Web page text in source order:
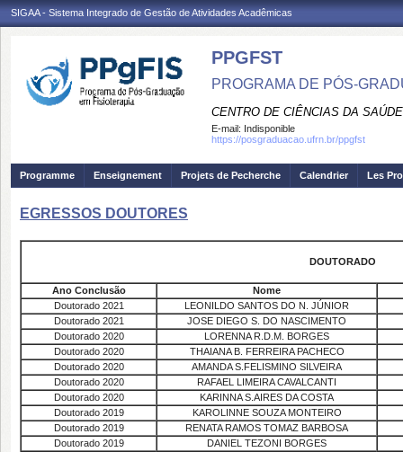
SIGAA - Sistema Integrado de Gestão de Atividades Acadêmicas
PPGFST
PROGRAMA DE PÓS-
CENTRO DE CIÊNCIAS DA SAÚDE
E-mail: Indisponible
https://posgraduacao.ufrn.br/ppgfst
Programme Enseignement Projets de Pecherche Calendrier Les
EGRESSOS DOUTORES
DOUTORADO
Ano Conclusão
Nome
Doutorado 2021
LEONILDO SANTOS DO N. JÚNIOR
Doutorado 2021
JOSE DIEGO S. DO NASCIMENTO
Doutorado 2020
LORENNA R.D.M. BORGES
Doutorado 2020
THAIANA B. FERREIRA PACHECO
Doutorado 2020
AMANDA S.FELISMINO SILVEIRA
Doutorado 2020
RAFAEL LIMEIRA CAVALCANTI
Doutorado 2020
KARINNA S.AIRES DA COSTA
Doutorado 2019
KAROLINNE SOUZA MONTEIRO
Doutorado 2019
RENATA RAMOS TOMAZ BARBOSA
Doutorado 2019
DANIEL TEZONI BORGES